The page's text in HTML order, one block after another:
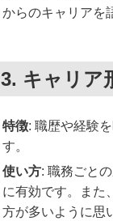
からのキャリアを
3. キャリア
特徴: 職歴や経験
す。
使い方: 職務ごと
に有効です。また
方が多いように思